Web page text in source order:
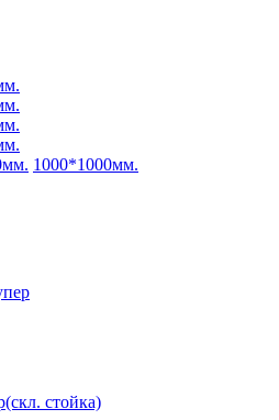
1000*1000мм.
стойка)